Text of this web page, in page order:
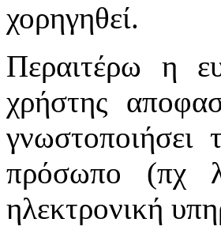
χορηγηθεί.
Περαιτέρω η
χρήστης
γνωστοποιήσει
πρόσωπο (πχ
ηλεκτρονική